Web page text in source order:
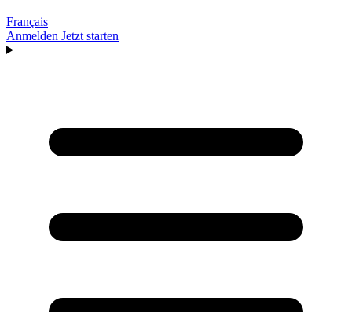
Français
Anmelden Jetzt starten